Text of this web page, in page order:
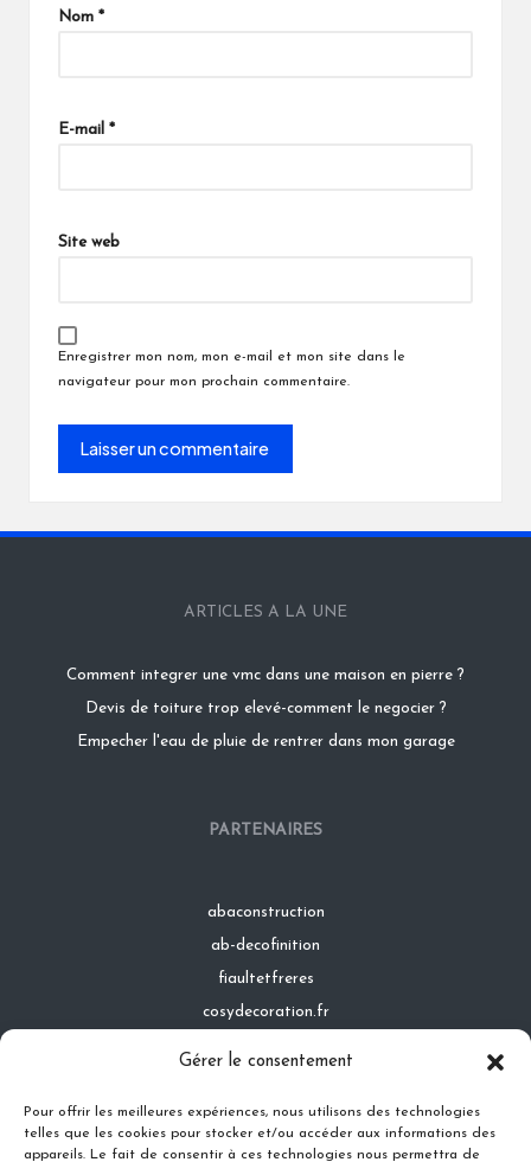
Gérer le consentement
Pour offrir les meilleures expériences, nous utilisons des technologies
telles que les cookies pour stocker et/ou accéder aux informations des
appareils. Le fait de consentir à ces technologies nous permettra de
Nom *
E-mail *
Site web
Enregistrer mon nom, mon e-mail et mon site dans le
navigateur pour mon prochain commentaire.
ARTICLES A LA UNE
Comment integrer une vmc dans une maison en pierre ?
Devis de toiture trop elevé-comment le negocier ?
Empecher l'eau de pluie de rentrer dans mon garage
PARTENAIRES
abaconstruction
ab-decofinition
fiaultetfreres
cosydecoration.fr